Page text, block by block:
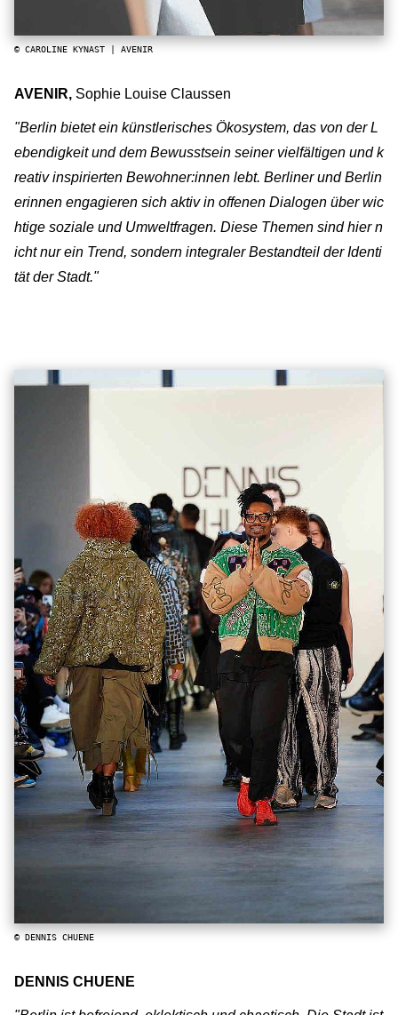
© CAROLINE KYNAST | AVENIR
AVENIR, Sophie Louise Claussen
"Berlin bietet ein künstlerisches Ökosystem, das von der L
ebendigkeit und dem Bewusstsein seiner vielfältigen und k
reativ inspirierten Bewohner:innen lebt. Berliner und Berlin
erinnen engagieren sich aktiv in offenen Dialogen über wic
htige soziale und Umweltfragen. Diese Themen sind hier n
icht nur ein Trend, sondern integraler Bestandteil der Identi
tät der Stadt."
© DENNIS CHUENE
DENNIS CHUENE